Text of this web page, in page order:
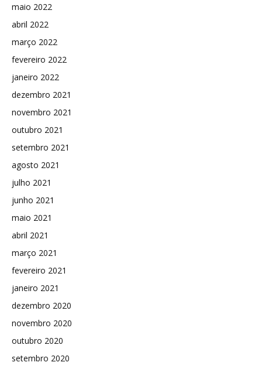
maio 2022
abril 2022
março 2022
fevereiro 2022
janeiro 2022
dezembro 2021
novembro 2021
outubro 2021
setembro 2021
agosto 2021
julho 2021
junho 2021
maio 2021
abril 2021
março 2021
fevereiro 2021
janeiro 2021
dezembro 2020
novembro 2020
outubro 2020
setembro 2020